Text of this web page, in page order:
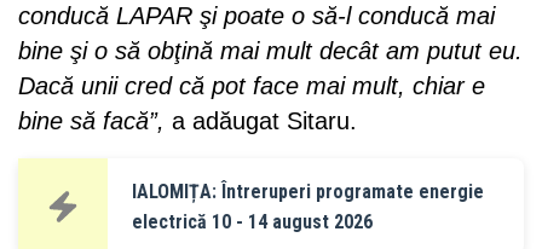
conducă LAPAR şi poate o să-l conducă mai
bine şi o să obţină mai mult decât am putut eu.
Dacă unii cred că pot face mai mult, chiar e
bine să facă”, a adăugat Sitaru.
IALOMIȚA: Întreruperi programate energie
electrică 10 - 14 august 2026